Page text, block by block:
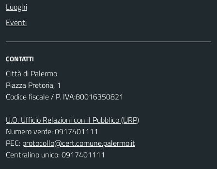
Luoghi
Eventi
CONTATTI
Città di Palermo
Piazza Pretoria, 1
Codice fiscale / P. IVA:80016350821
U.O. Ufficio Relazioni con il Pubblico (URP)
Numero verde: 0917401111
PEC: protocollo@cert.comune.palermo.it
Centralino unico: 0917401111